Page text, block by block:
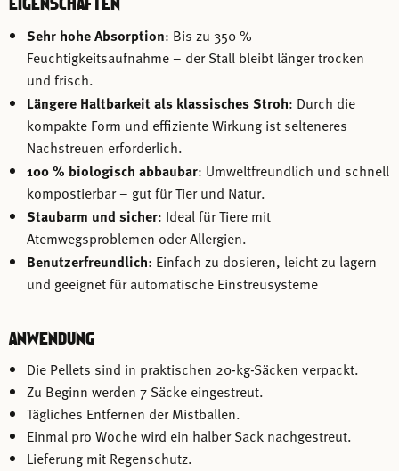
EIGENSCHAFTEN
Sehr hohe Absorption: Bis zu 350 %
Feuchtigkeitsaufnahme – der Stall bleibt länger trocken
und frisch.
Längere Haltbarkeit als klassisches Stroh: Durch die
kompakte Form und effiziente Wirkung ist selteneres
Nachstreuen erforderlich.
100 % biologisch abbaubar: Umweltfreundlich und schnell
kompostierbar – gut für Tier und Natur.
Staubarm und sicher: Ideal für Tiere mit
Atemwegsproblemen oder Allergien.
Benutzerfreundlich: Einfach zu dosieren, leicht zu lagern
und geeignet für automatische Einstreusysteme
ANWENDUNG
Die Pellets sind in praktischen 20-kg-Säcken verpackt.
Zu Beginn werden 7 Säcke eingestreut.
Tägliches Entfernen der Mistballen.
Einmal pro Woche wird ein halber Sack nachgestreut.
Lieferung mit Regenschutz.